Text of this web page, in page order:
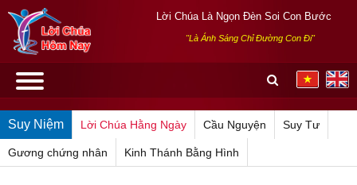
Lời Chúa Là Ngọn Đèn Soi Con Bước
"Là Ánh Sáng Chỉ Đường Con Đi"
Suy Niệm Lời Chúa Hằng Ngày Cầu Nguyện Suy Tư
Gương chứng nhân Kinh Thánh Bằng Hình